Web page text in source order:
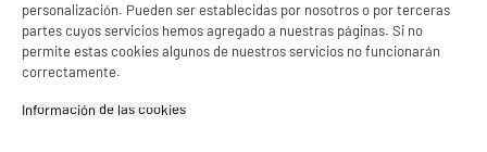
personalización. Pueden ser establecidas por nosotros o por terceras
partes cuyos servicios hemos agregado a nuestras páginas. Si no
permite estas cookies algunos de nuestros servicios no funcionarán
correctamente.
Información de las cookies‎